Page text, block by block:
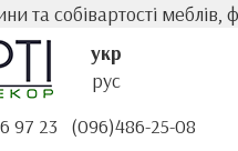
собівартості меблів,
укр
рус
97 23 (096)486-25-08